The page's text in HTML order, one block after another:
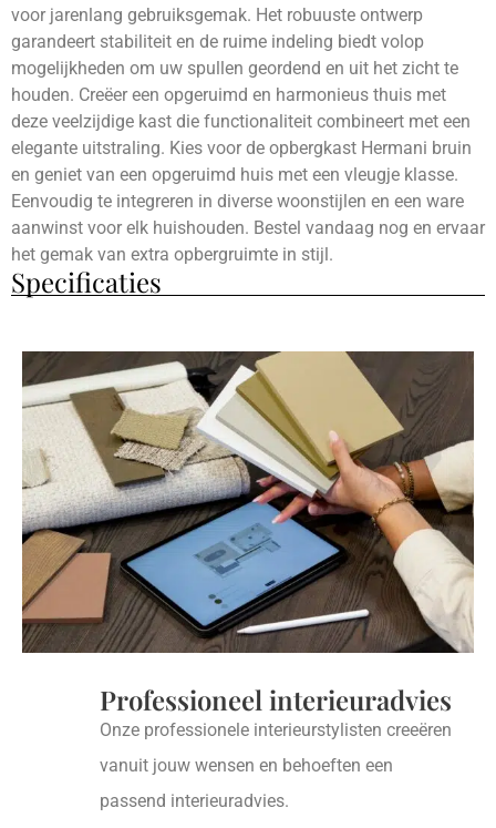
voor jarenlang gebruiksgemak. Het robuuste ontwerp
garandeert stabiliteit en de ruime indeling biedt volop
mogelijkheden om uw spullen geordend en uit het zicht te
houden. Creëer een opgeruimd en harmonieus thuis met
deze veelzijdige kast die functionaliteit combineert met een
elegante uitstraling. Kies voor de opbergkast Hermani bruin
en geniet van een opgeruimd huis met een vleugje klasse.
Eenvoudig te integreren in diverse woonstijlen en een ware
aanwinst voor elk huishouden. Bestel vandaag nog en ervaar
het gemak van extra opbergruimte in stijl.
Specificaties
Professioneel interieuradvies
Onze professionele interieurstylisten creeëren
vanuit jouw wensen en behoeften een
passend interieuradvies.